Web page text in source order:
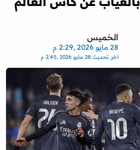
الخميس
28 مايو 2026 ,2:29 م
اخر تحديث28 مايو 2026 ,2:45 م